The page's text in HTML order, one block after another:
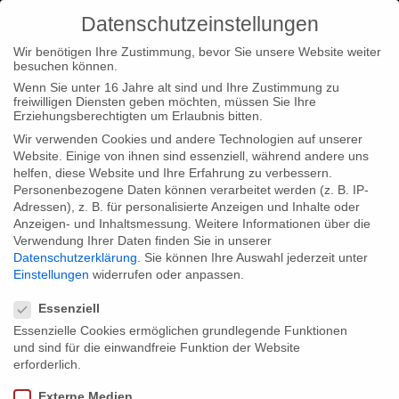
Home Loc Loc|Home
MIDSUMMER NIGHT’S TANGO
at WOMEX
MIDSUMMER NIGHT’S TANGO at
WOMEX
Our production “Midsummer Night’s Tango” will be shown at this
year’s World Music Expo (WOMEX). The screening will take
Datenschutzeinstellungen
Wir benötigen Ihre Zustimmung, bevor Sie unsere Website weiter
besuchen können.
Wenn Sie unter 16 Jahre alt sind und Ihre Zustimmung zu
freiwilligen Diensten geben möchten, müssen Sie Ihre
Erziehungsberechtigten um Erlaubnis bitten.
Wir verwenden Cookies und andere Technologien auf unserer
Website. Einige von ihnen sind essenziell, während andere uns
helfen, diese Website und Ihre Erfahrung zu verbessern.
Personenbezogene Daten können verarbeitet werden (z. B. IP-
Adressen), z. B. für personalisierte Anzeigen und Inhalte oder
Anzeigen- und Inhaltsmessung. Weitere Informationen über die
Verwendung Ihrer Daten finden Sie in unserer
Datenschutzerklärung
Sie können Ihre Auswahl jederzeit unter
Einstellungen widerrufen oder anpassen.
Essenziell
Essenzielle Cookies ermöglichen grundlegende Funktionen
und sind für die einwandfreie Funktion der Website
erforderlich.